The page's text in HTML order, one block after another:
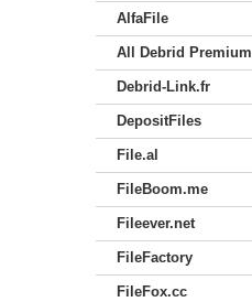
AlfaFile
All Debrid Premium
Debrid-Link.fr
DepositFiles
File.al
FileBoom.me
Fileever.net
FileFactory
FileFox.cc